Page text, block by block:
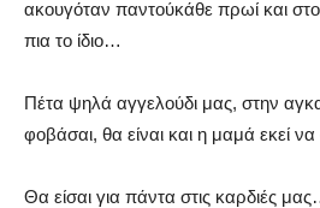
ακουγόταν παντούκάθε πρωί και
πια το ίδιο…
Πέτα ψηλά αγγελούδι μας, στην
φοβάσαι, θα είναι και η μαμά εκεί
Θα είσαι για πάντα στις καρδιές